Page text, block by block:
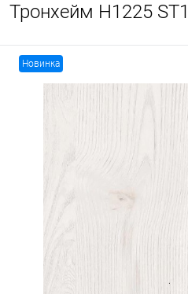
Тронхейм H1225
Новинка